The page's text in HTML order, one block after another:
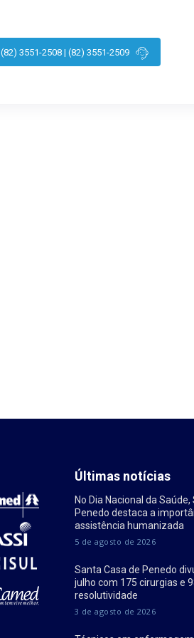
(82) 3551-2508 | (82) 3551-2509
Últimas notícias
No Dia Nacional da
Penedo destaca a
assistência humanizada
5 de agosto de 2026
Santa Casa de Penedo
julho com 175 cirurgias e
resolutividade
3 de agosto de 2026